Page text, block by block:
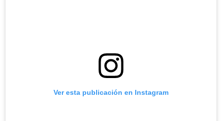
Ver esta publicación en Instagram